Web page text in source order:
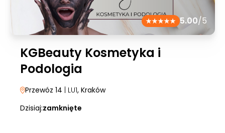
5.00/5
KGBeauty Kosmetyka i
Podologia
Przewóz 14 | LU1, Kraków
Dzisiaj:zamknięte